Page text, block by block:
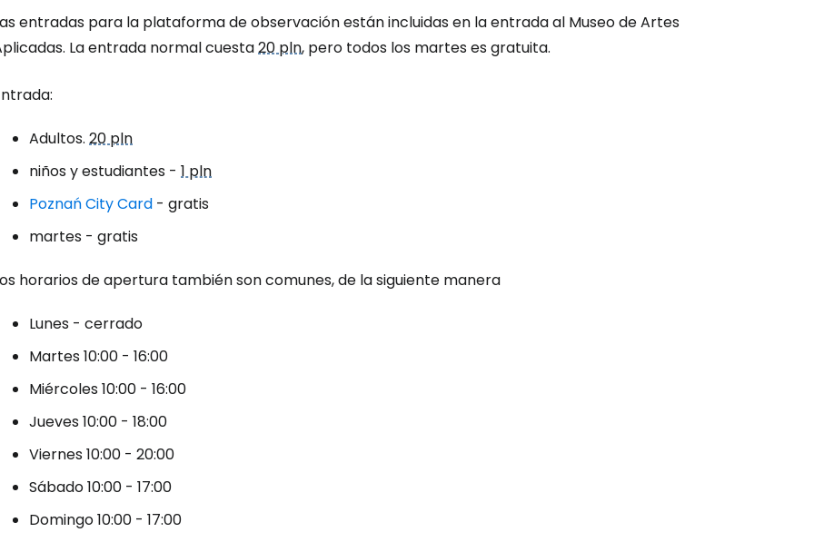
entradas para la plataforma de observación están incluidas en la entrada al Museo de Artes
La entrada normal cuesta20 pln, pero todos los martes es gratuita.
Adultos. 20 pln
niños y estudiantes - 1 pln
Poznań City Card - gratis
martes - gratis
horarios de apertura también son comunes, de la siguiente manera
Lunes - cerrado
Martes 10:00 - 16:00
Miércoles 10:00 - 16:00
Jueves 10:00 - 18:00
Viernes 10:00 - 20:00
Sábado 10:00 - 17:00
Domingo 10:00 - 17:00